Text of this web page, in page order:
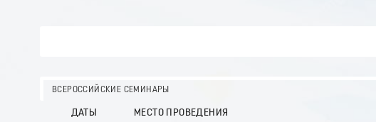
ВСЕРОССИЙСКИЕ СЕМИНАРЫ
ДАТЫ МЕСТО ПРОВЕДЕНИЯ